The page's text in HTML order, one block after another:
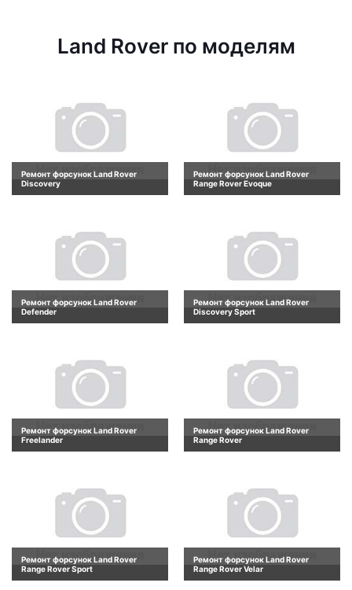
Land Rover по моделям
Ремонт форсунок Land Rover
Discovery
Ремонт форсунок Land Rover
Range Rover Evoque
Ремонт форсунок Land Rover
Defender
Ремонт форсунок Land Rover
Discovery Sport
Ремонт форсунок Land Rover
Freelander
Ремонт форсунок Land Rover
Range Rover
Ремонт форсунок Land Rover
Range Rover Sport
Ремонт форсунок Land Rover
Range Rover Velar